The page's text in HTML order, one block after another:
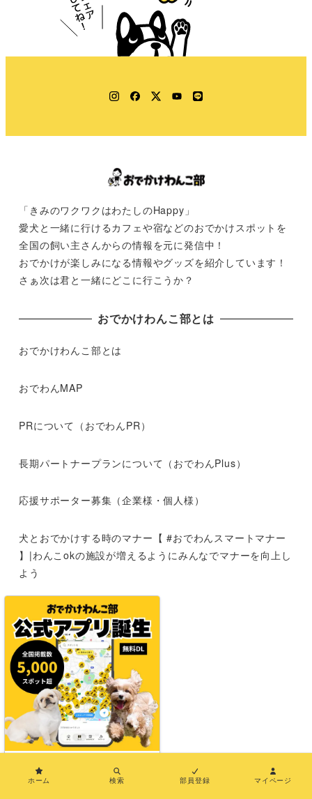
Instagram
Facebook
TwitterYouTube
LINE
「きみのワクワクはわたしのHappy」
愛犬と一緒に行けるカフェや宿などのおでかけスポットを
全国の飼い主さんからの情報を元に発信中！
おでかけが楽しみになる情報やグッズを紹介しています！
さぁ次は君と一緒にどこに行こうか？
おでかけわんこ部とは
おでかけわんこ部とは
おでわんMAP
PRについて（おでわんPR）
長期パートナープランについて（おでわんPlus）
応援サポーター募集（企業様・個人様）
犬とおでかけする時のマナー【 #おでわんスマートマナー
】|わんこokの施設が増えるようにみんなでマナーを向上し
よう
運営者情報
お問い合わせ
メディア紹介
特定商取引法に基づく表示
ホーム 検索 部員登録 マイページ